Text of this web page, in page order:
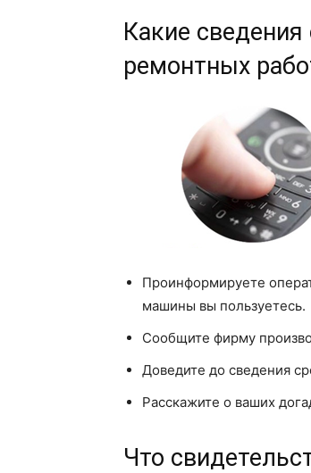
Какие сведения
ремонтных
Проинформируете
машины вы пользуетесь.
Сообщите фирму
Доведите до сведения
Расскажите о ваших
Что